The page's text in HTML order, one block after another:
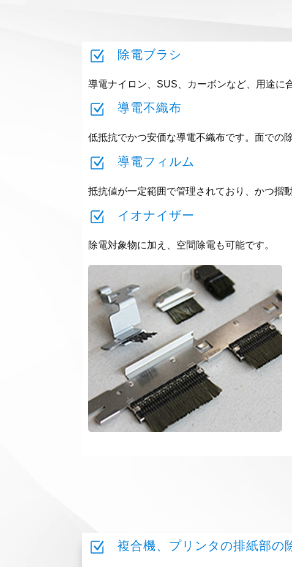
Z 除電ブラシ
導電ナイロン、SUS、カーボンなど、用途に
Z 導電不織布
低抵抗でかつ安価な導電不織布です。面での
Z 導電フィルム
抵抗値が一定範囲で管理されており、かつ摺
Z イオナイザー
除電対象物に加え、空間除電も可能です。
Z 複合機、プリンタの排紙部の